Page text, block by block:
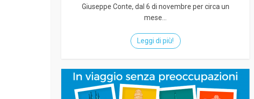
Giuseppe Conte, dal 6 di novembre per circa un
mese...
Leggi di più!